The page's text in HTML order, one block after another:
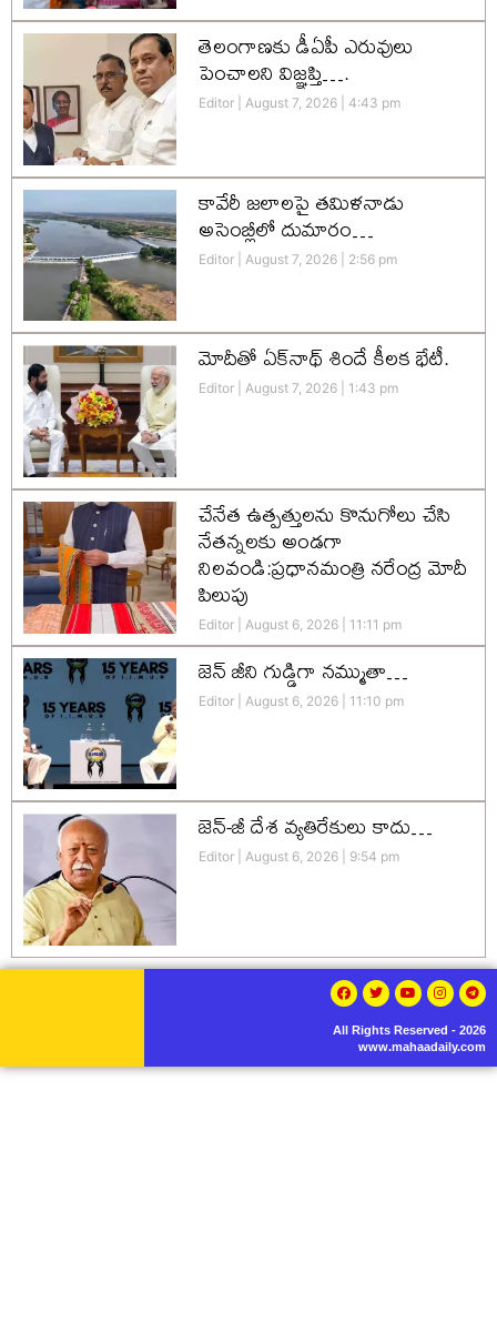
తెలంగాణకు డీఏపీ ఎరువులు
పెంచాలని విజ్ఞప్తి….
Editor August 7, 2026 4:43 pm
కావేరీ జలాలపై తమిళనాడు
అసెంబ్లీలో దుమారం…
Editor August 7, 2026 2:56 pm
మోదీతో ఏక్‌నాథ్ శిందే కీలక భేటీ.
Editor August 7, 2026 1:43 pm
చేనేత ఉత్పత్తులను కొనుగోలు చేసి
నేతన్నలకు అండగా
నిలవండి:ప్రధానమంత్రి నరేంద్ర మోదీ
పిలుపు
Editor August 6, 2026 11:11 pm
జెన్‌ జీని గుడ్డిగా నమ్ముతా…
Editor August 6, 2026 11:10 pm
జెన్-జీ దేశ వ్యతిరేకులు కాదు…
Editor August 6, 2026 9:54 pm
All Rights Reserved - 2026
www.mahaadaily.com